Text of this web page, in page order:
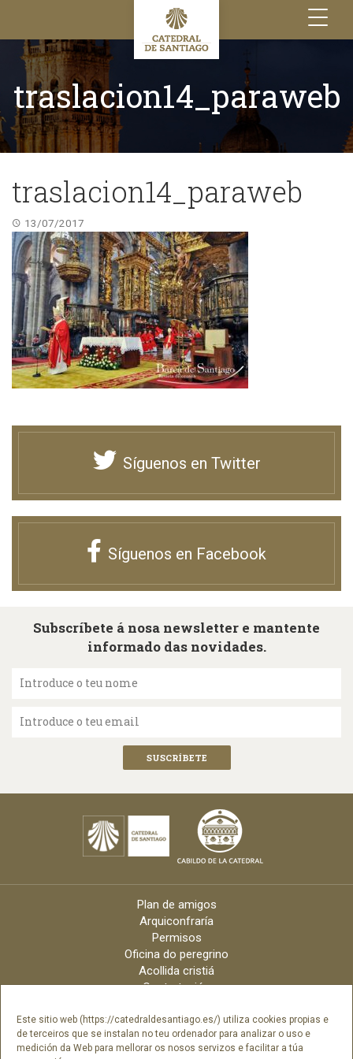
Este sitio web (https://catedraldesantiago.es/) utiliza cookies propias e
de terceiros que se instalan no teu ordenador para analizar o uso e
medición da Web para mellorar os nosos servizos e facilitar a túa
Toggle
navigation
traslacion14_paraweb
traslacion14_paraweb
13/07/2017
Síguenos en Twitter
Síguenos en Facebook
Subscríbete á nosa newsletter e mantente
informado das novidades.
Introduce o teu nome
Introduce o teu email
Plan de amigos
Arquiconfraría
Permisos
Oficina do peregrino
Acollida cristiá
Contratación
Arquidiócese
Créditos
Catálogo Dixital